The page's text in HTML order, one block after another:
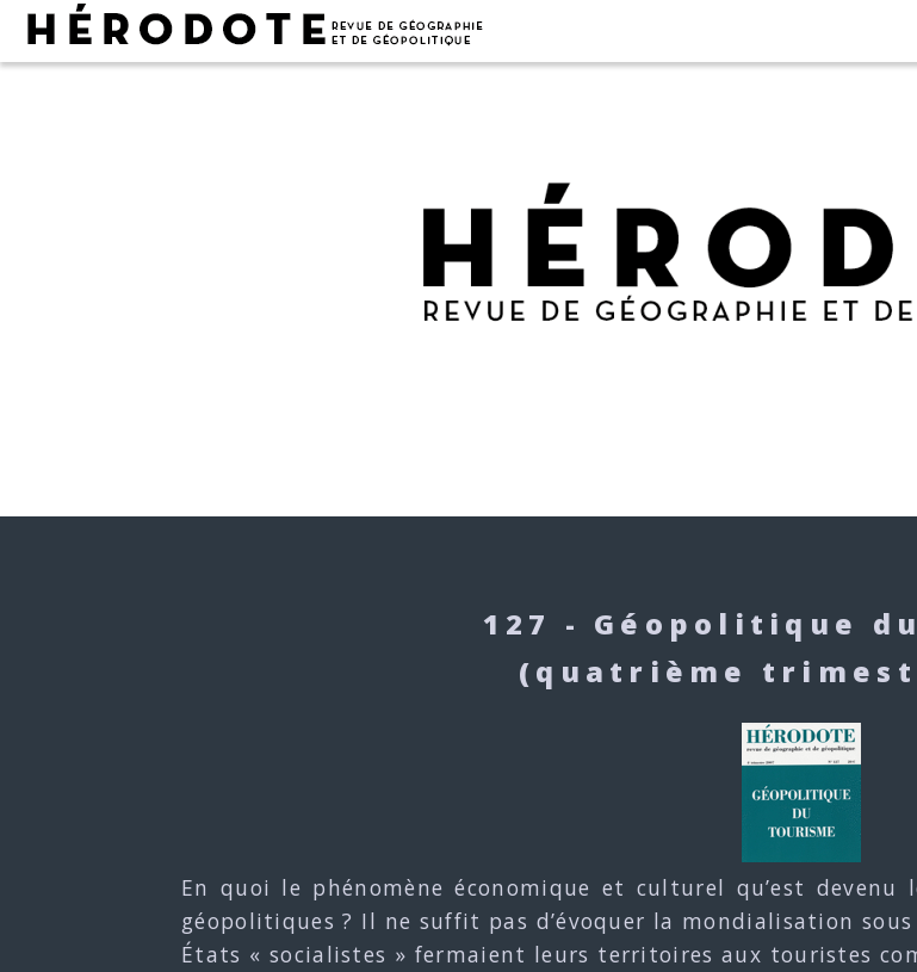
127 - Géopolitique
(quatrième
En quoi le phénomène économique et culturel qu’est
géopolitiques ? Il ne suffit pas d’évoquer la mondialisation
États « socialistes » fermaient leurs territoires aux touristes